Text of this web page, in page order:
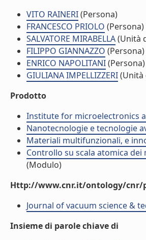
VITO RAINERI(Persona)
FRANCESCO PRIOLO (Persona)
SALVATORE MIRABELLA(Unità
FILIPPO GIANNAZZO (Persona)
ENRICO NAPOLITANI(Persona)
GIULIANA IMPELLIZZERI(Unità
Prodotto
Institute for microelectronics
Nanotecnologie e tecnologie
Materiali multifunzionali, e
Controllo su scala atomica
(Modulo)
Http://www.cnr.it/ontology/cnr/
Journal of vacuum science &
Insieme di parole chiave di